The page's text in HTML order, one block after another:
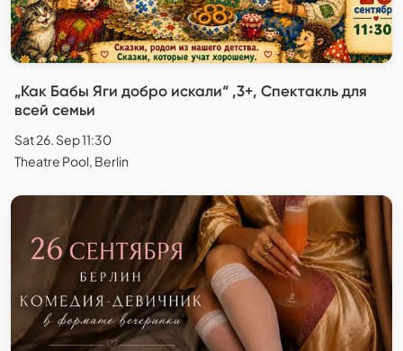
„Как Бабы Яги добро искали“ ,3+, Спектакль для
всей семьи
Sat 26. Sep 11:30
Theatre Pool, Berlin